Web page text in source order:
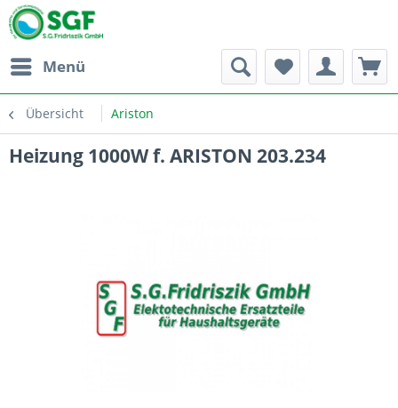
Menü
Übersicht Ariston
Heizung 1000W f. ARISTON 203.234